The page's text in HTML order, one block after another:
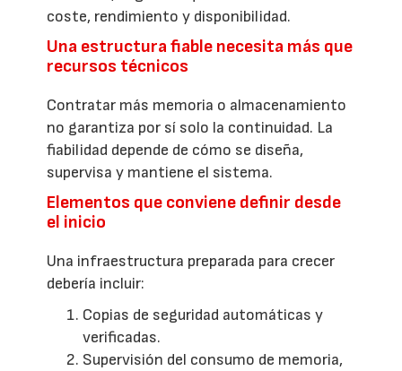
coste, rendimiento y disponibilidad.
Una estructura fiable necesita más que
recursos técnicos
Contratar más memoria o almacenamiento
no garantiza por sí solo la continuidad. La
fiabilidad depende de cómo se diseña,
supervisa y mantiene el sistema.
Elementos que conviene definir desde
el inicio
Una infraestructura preparada para crecer
debería incluir:
Copias de seguridad automáticas y
verificadas.
Supervisión del consumo de memoria,